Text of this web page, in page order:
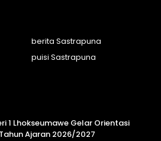
berita Sastrapuna
puisi Sastrapuna
1 Lhokseumawe Gelar Orientasi
Ajaran 2026/2027